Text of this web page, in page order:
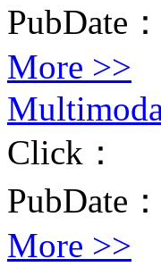
PubDate：
More >>
Click：
PubDate：
More >>